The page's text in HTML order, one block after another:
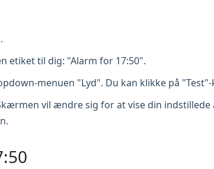
etiket til dig: "Alarm for 17:50".
menuen "Lyd". Du kan klikke på
vil ændre sig for at vise din